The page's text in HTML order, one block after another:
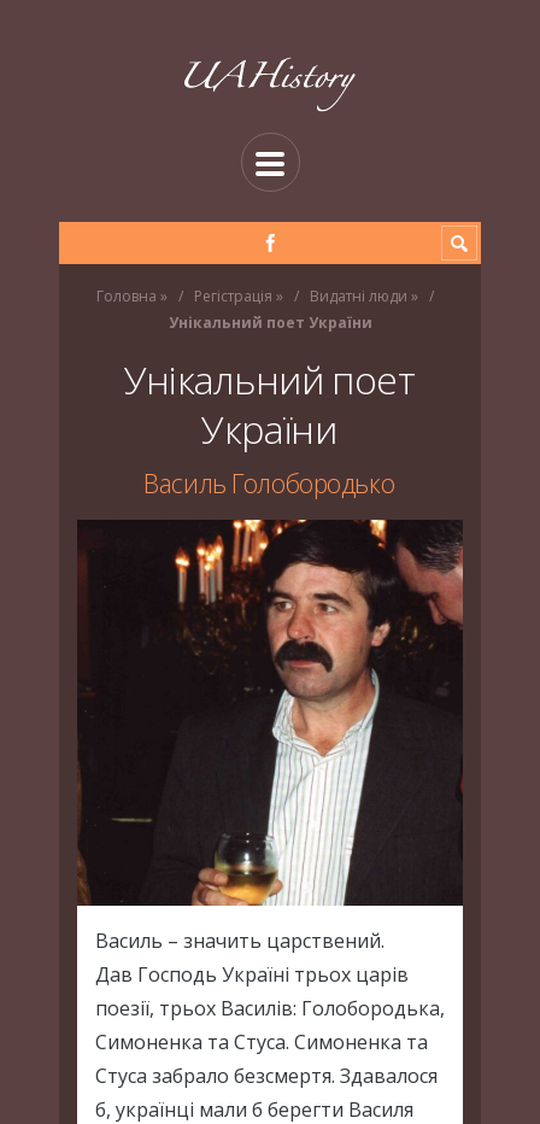
Головна » Регістрація » Видатні люди »
Унікальний поет України
Унікальний поет
України
Василь Голобородько
Василь – значить царствений.
Дав Господь Україні трьох царів
поезії, трьох Василів: Голобородька,
Симоненка та Стуса. Симоненка та
Стуса забрало безсмертя. Здавалося
б, українці мали б берегти Василя